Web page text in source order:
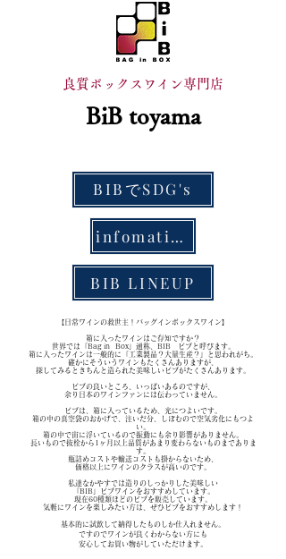
良質ボックスワイン専門店
BiB toyama
BIBでSDG's
infomation
BIB LINEUP
【日常ワインの救世主！バッグインボックスワイン】
箱に入ったワインはご存知ですか？
世界では「Bag in Box」通称、BIB ビブと呼びます。
箱に入ったワインは一般的に「工業製品？大量生産？」と思われがち。
確かにそういうワインもたくさんありますが、
探してみるときちんと造られた美味しいビブがたくさんあります。
ビブの良いところ、いっぱいあるのですが、
余り日本のワインファンには伝わっていません。
ビブは、箱に入っているため、光につよいです。
箱の中の真空袋のおかげで、注いだ分、しぼむので空気劣化にもつよ
い。
箱の中で宙に浮いているので振動にも余り影響がありません。
長いもので抜栓から1ヶ月以上品質があまり変わらないものまでありま
す。
瓶詰めコストや輸送コストも掛からないため、
価格以上にワインのクラスが高いのです。
私達なかやすでは造りのしっかりした美味しい
「BIB」ビブワインをおすすめしています。
現在60種類ほどのビブを販売しています。
​気軽にワインを楽しみたい方は、ぜひビブをおすすめします！
基本的に試飲して納得したものしか仕入れません。
ですのでワインが良くわからない方にも
安心してお買い物がしていただけます。​